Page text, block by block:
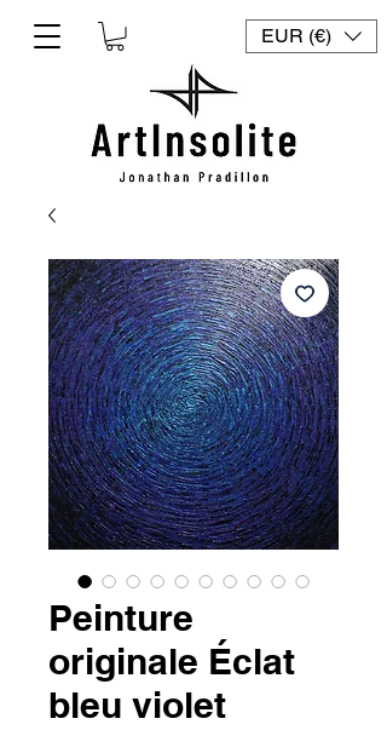
EUR (€)
Peinture
originale Éclat
bleu violet